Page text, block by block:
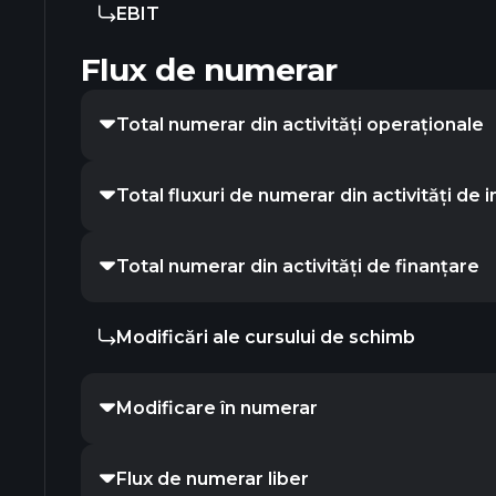
EBIT
Flux de numerar
Total numerar din activități operaționale
Total fluxuri de numerar din activități de
Total numerar din activități de finanțare
Modificări ale cursului de schimb
Modificare în numerar
Flux de numerar liber